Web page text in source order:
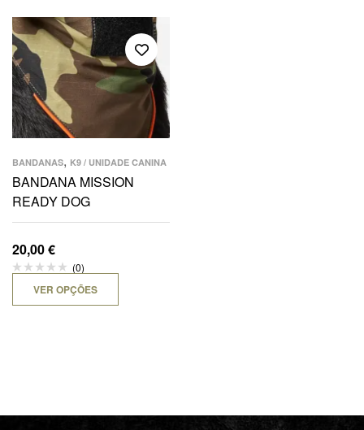
BANDANAS, K9 / UNIDADE CANINA
BANDANA MISSION
READY DOG
20,00€
(0)
VER OPÇÕES